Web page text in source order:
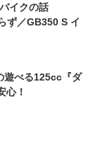
イクの話
ず／GB350 S イ
遊べる125cc『ダ
心！